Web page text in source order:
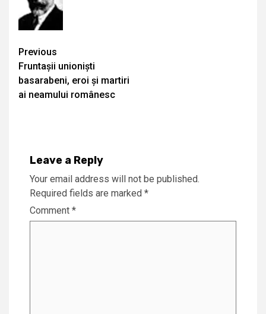
Continue
Reading
Previous
Fruntașii unioniști
basarabeni, eroi și martiri
ai neamului românesc
Leave a Reply
Your email address will not be published.
Required fields are marked *
Comment *